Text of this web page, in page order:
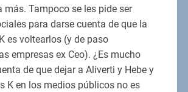
más. Tampoco se les pide ser
para darse cuenta de que la
es voltearlos (y de paso
empresas ex Ceo). ¿Es mucho
de que dejar a Aliverti y Hebe y
K en los medios públicos no es